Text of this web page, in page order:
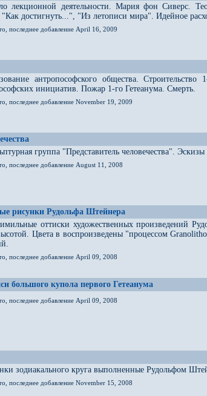
лекционной деятельности. Мария фон Сиверс.
"Как достигнуть...", "Из летописи мира". Идейное
последнее добавление April 16, 2009
антропософского общества.
инициатив. Пожар 1-го Гетеанума. Смерть.
последнее добавление November 19, 2009
группа "Представитель человечества".
последнее добавление August 11, 2008
рисунки Рудольфа Штейнера
оттиски художественных произведений
Цвета в воспроизведены "процессом
последнее добавление April 09, 2008
большого купола первого Гетеанума
последнее добавление April 09, 2008
зодиакального круга выполненные Рудольфом
последнее добавление November 15, 2008